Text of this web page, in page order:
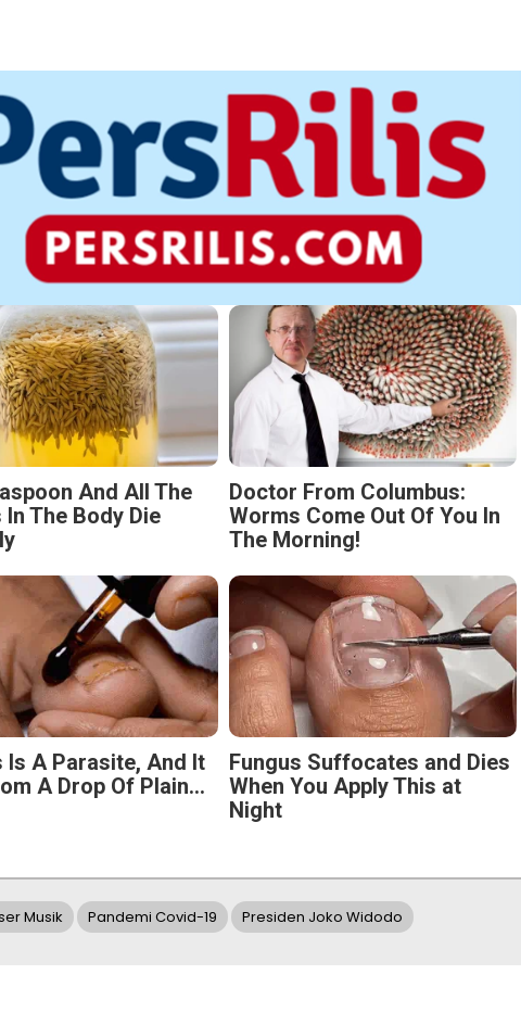
And All The
The Body Die
Doctor From Columbus:
Worms Come Out Of You In
The Morning!
Is A Parasite, And It
A Drop Of Plain...
Fungus Suffocates and Dies
When You Apply This at
Night
Musik Pandemi Covid-19 Presiden Joko Widodo